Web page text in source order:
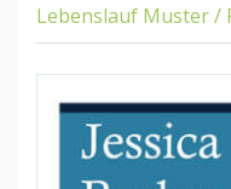
Lebenslauf Muster /